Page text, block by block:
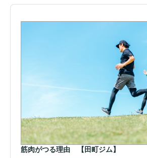
筋肉がつる理由 【田町ジム】